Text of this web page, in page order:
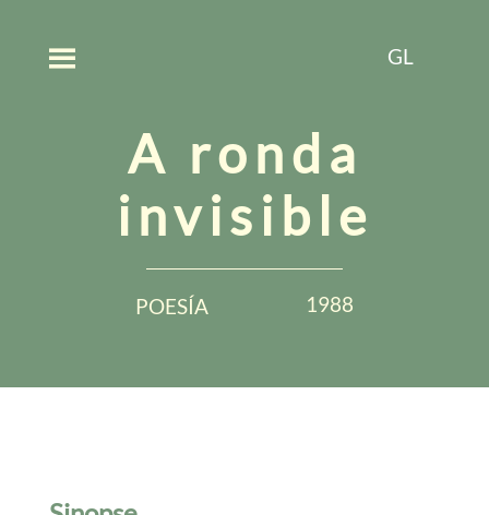
A ronda
invisible
POESÍA 1988
GL